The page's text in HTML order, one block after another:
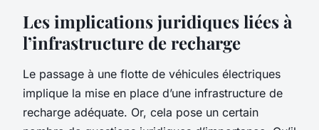
Les implications juridiques liées à
l’infrastructure de recharge
Le passage à une flotte de véhicules électriques
implique la mise en place d’une infrastructure de
recharge adéquate. Or, cela pose un certain